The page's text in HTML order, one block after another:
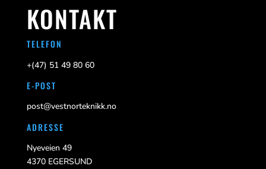
KONTAKT
TELEFON
+(47) 51 49 80 60
E-POST
post@vestnorteknikk.no
ADRESSE
Nyeveien 49
4370 EGERSUND